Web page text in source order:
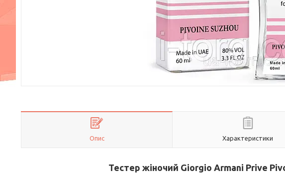
Опис Характеристики
Тестер жіночий Giorgio Armani Prive